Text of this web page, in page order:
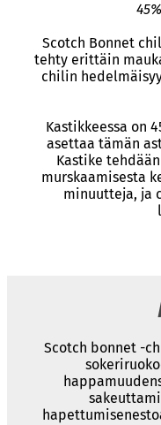
Scotch Bonnet
tehty erittäin
chilin
Kastikkeessa on
asettaa tämän
Kastike
murskaamisesta
minuutteja, ja
Scotch bonnet -